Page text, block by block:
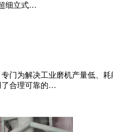
细立式…
门为解决工业磨机产量低、
了合理可靠的…